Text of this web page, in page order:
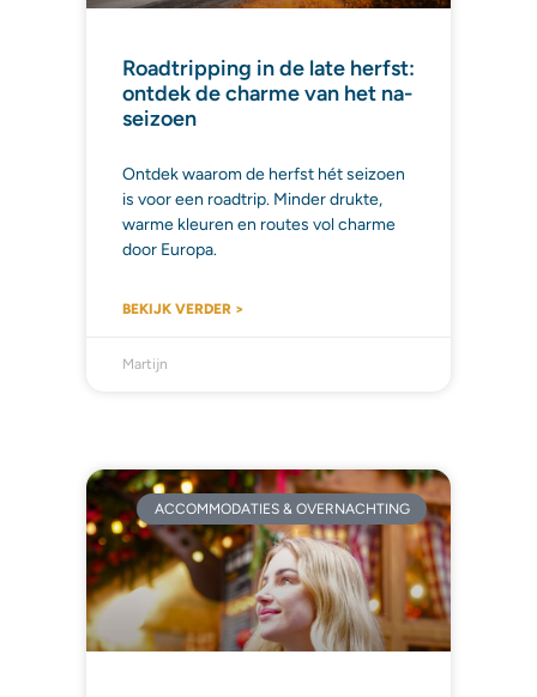
Roadtripping in de late herfst:
ontdek de charme van het na-
seizoen
Ontdek waarom de herfst hét seizoen
is voor een roadtrip. Minder drukte,
warme kleuren en routes vol charme
door Europa.
BEKIJK VERDER >
Martijn
ACCOMMODATIES & OVERNACHTING